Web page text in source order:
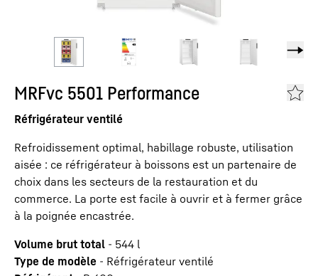
MRFvc 5501 Performance
Réfrigérateur ventilé
Refroidissement optimal, habillage robuste, utilisation
aisée : ce réfrigérateur à boissons est un partenaire de
choix dans les secteurs de la restauration et du
commerce. La porte est facile à ouvrir et à fermer grâce
à la poignée encastrée.
Volume brut total - 544 l
Type de modèle - Réfrigérateur ventilé